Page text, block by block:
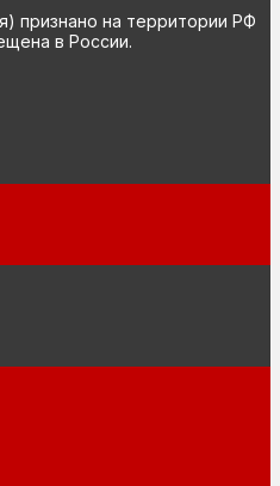
признано на территории РФ
в России.